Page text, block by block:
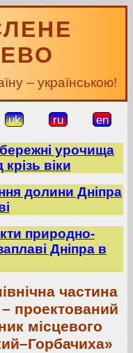
– українською!
uk ru en
урочища
віки
долини Дніпра
природно-
Дніпра в
частина
проектований
місцевого